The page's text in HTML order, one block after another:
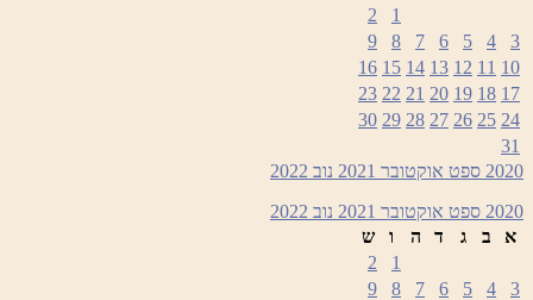
1
2
3
4
5
6
7
8
9
10
11
12
13
14
15
16
17
18
19
20
21
22
23
24
25
26
27
28
29
30
31
2020 ספט אוקטובר 2021 נוב 2022
2020 ספט אוקטובר 2021 נוב 2022
א
ב ג ד ה ו
ש
1
2
3
4
5
6
7
8
9